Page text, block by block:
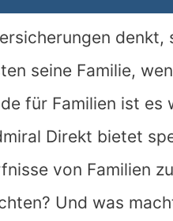
seine Familie,
für Familien ist es
Direkt bietet
von Familien
Und was